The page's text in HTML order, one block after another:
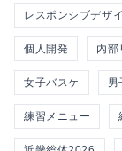
レスポンシブデザ
個人開発 内部
女子バスケ 男
練習メニュー